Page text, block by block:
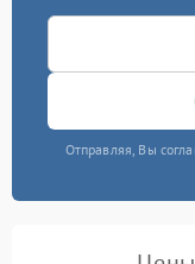
Отправляя, Вы